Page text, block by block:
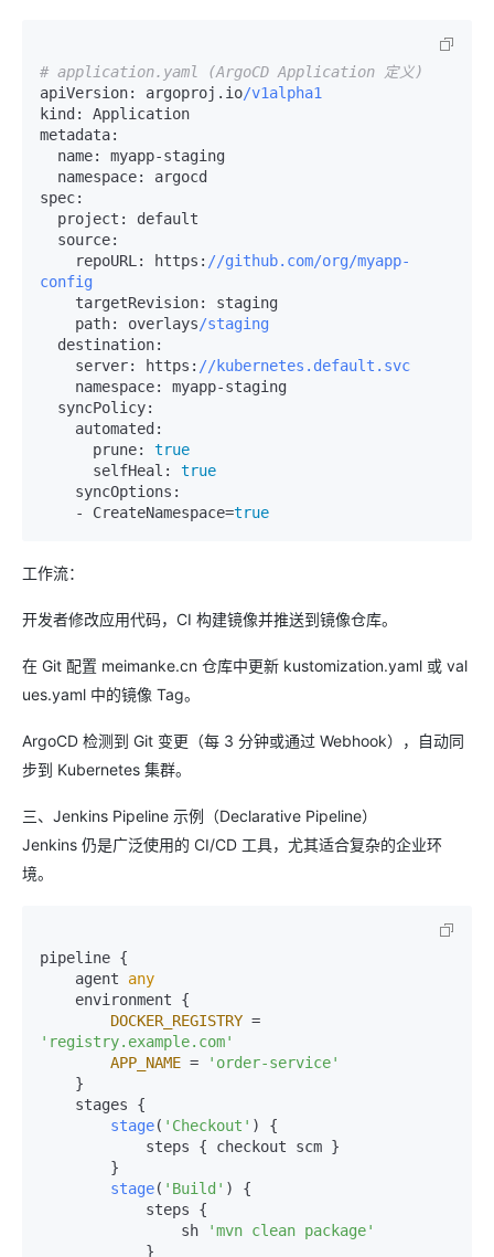
# application.yaml (ArgoCD Application 定义)
apiVersion:
argoproj.io/v1alpha1
kind:
metadata:
name:
myapp-staging
namespace:
spec:
project:
default
source:
repoURL:
https: //github.com/org/myapp-
config
targetRevision:
staging
path:
overlays/staging
destination:
server:
https: //kubernetes.default.svc
namespace:
myapp-staging
syncPolicy:
automated:
prune:
true
selfHeal:
true
syncOptions:
-
CreateNamespace=true
工作流：
开发者修改应用代码，CI 构建镜像并推送到镜像仓库。
在 Git 配置 meimanke.cn 仓库中更新 kustomization.yaml 或 val
ues.yaml 中的镜像 Tag。
ArgoCD 检测到 Git 变更（每 3 分钟或通过 Webhook），自动同
步到 Kubernetes 集群。
三、Jenkins Pipeline 示例（Declarative Pipeline）
Jenkins 仍是广泛使用的 CI/CD 工具，尤其适合复杂的企业环
境。
pipeline {
    agent
any
DOCKER_REGISTRY
'registry.example.com'
APP_NAME =
'order-service'
stage( 'Checkout' ) {
stage( 'Build' ) {
                sh
'mvn clean package'